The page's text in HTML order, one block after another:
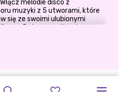
melodie disco z
muzyki z 5 utworami, które
się ze swoimi ulubionymi
z 5 niesamowitymi
DZIEWCZYNY